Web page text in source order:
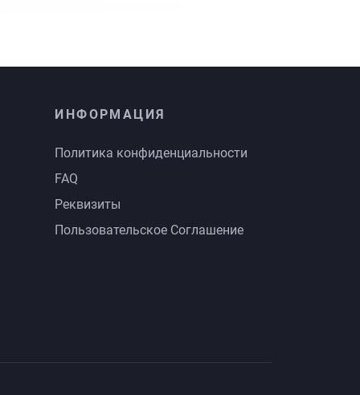
ИНФОРМАЦИЯ
Политика конфиденциальности
FAQ
Реквизиты
Пользовательское Соглашение